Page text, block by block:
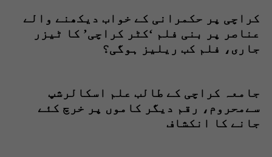
کراچی پر حکمرانی کے خواب دیکھنے والے
عناصر پر بنی فلم ‘کٹر کراچی’ کا ٹیزر
جاری، فلم کب ریلیز ہوگی؟
جامعہ کراچی کے طالب علم اسکالرشپ
سےمحروم، رقم دیگر کاموں پر خرچ کئے
جانے کا انکشاف